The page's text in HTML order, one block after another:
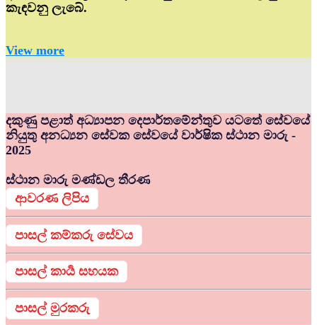
කැඳවනු ලැබේ.
View more
දකුණු පළාත් අධ්‍යාපන දෙපාර්තමේන්තුව යටතේ සේවයේ
නියුතු අනධ්‍යන සේවක සේවයේ වාර්ෂික ස්ථාන මාරු -
2025
ස්ථාන මාරු මණ්ඩල තීරණ
ආවරණ ලිපිය
පාසල් කම්කරු සේවය
පාසල් කාර්‍ය සහයක
පාසල් මුරකරු